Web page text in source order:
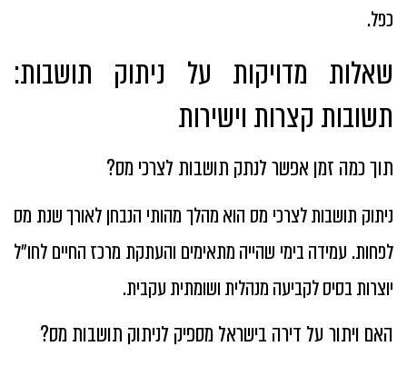
כפל.
שאלות מדויקות על ניתוק תושבות:
תשובות קצרות וישירות
תוך כמה זמן אפשר לנתק תושבות לצרכי מס?
ניתוק תושבות לצרכי מס הוא מהלך מהותי הנבחן לאורך שנת מס
לפחות. עמידה בימי שהייה מתאימים והעתקת מרכז החיים לחו״ל
יוצרות בסיס לקביעה מנהלית ושומתית עקבית.
האם ויתור על דירה בישראל מספיק לניתוק תושבות מס?